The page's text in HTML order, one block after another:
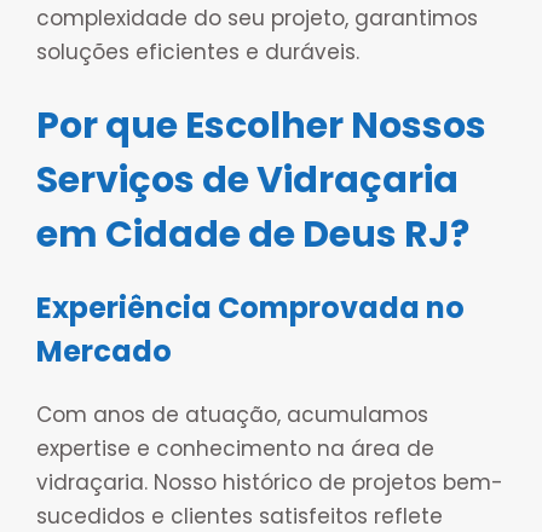
complexidade do seu projeto, garantimos
soluções eficientes e duráveis.
Por que Escolher Nossos
Serviços de Vidraçaria
em Cidade de Deus RJ?
Experiência Comprovada no
Mercado
Com anos de atuação, acumulamos
expertise e conhecimento na área de
vidraçaria. Nosso histórico de projetos bem-
sucedidos e clientes satisfeitos reflete